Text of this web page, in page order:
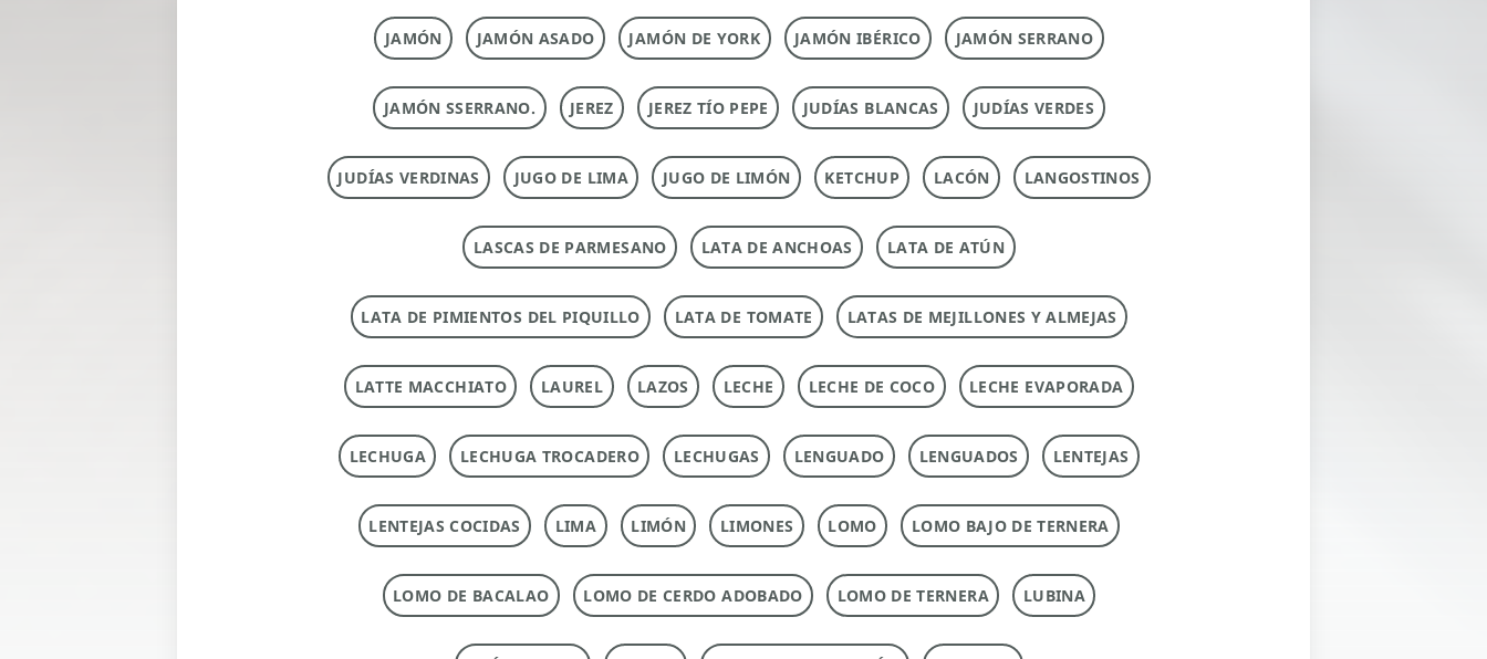
JAMÓN JAMÓN ASADO JAMÓN DE YORK JAMÓN IBÉRICO JAMÓN SERRANO
JAMÓN SSERRANO. JEREZ JEREZ TÍO PEPE JUDÍAS BLANCAS JUDÍAS VERDES
JUDÍAS VERDINAS JUGO DE LIMA JUGO DE LIMÓN KETCHUP LACÓN LANGOSTINOS
LASCAS DE PARMESANO LATA DE ANCHOAS LATA DE ATÚN
LATA DE PIMIENTOS DEL PIQUILLO LATA DE TOMATE LATAS DE MEJILLONES Y ALMEJAS
LATTE MACCHIATO LAUREL LAZOS LECHE LECHE DE COCO LECHE EVAPORADA
LECHUGA LECHUGA TROCADERO LECHUGAS LENGUADO LENGUADOS LENTEJAS
LENTEJAS COCIDAS LIMA LIMÓN LIMONES LOMO LOMO BAJO DE TERNERA
LOMO DE BACALAO LOMO DE CERDO ADOBADO LOMO DE TERNERA LUBINA